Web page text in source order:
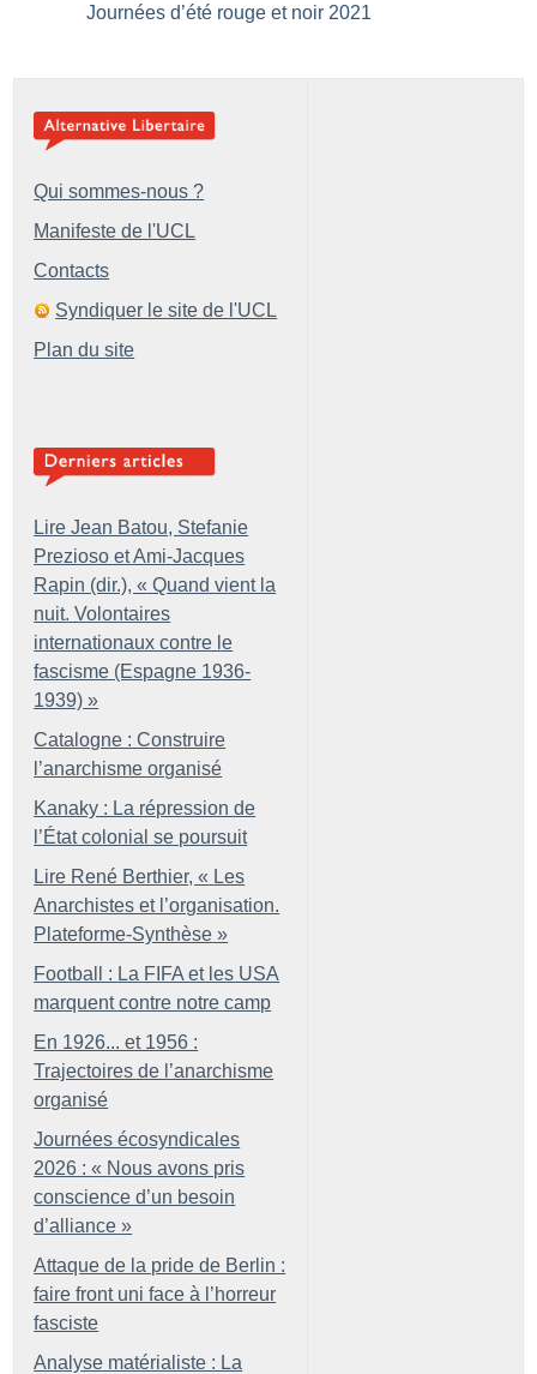
Journées d’été rouge et noir 2021
Qui sommes-nous ?
Manifeste de l'UCL
Contacts
Syndiquer le site de l'UCL
Plan du site
Lire Jean Batou, Stefanie
Prezioso et Ami-Jacques
Rapin (dir.), « Quand vient la
nuit. Volontaires
internationaux contre le
fascisme (Espagne 1936-
1939) »
Catalogne : Construire
l’anarchisme organisé
Kanaky : La répression de
l’État colonial se poursuit
Lire René Berthier, « Les
Anarchistes et l’organisation.
Plateforme-Synthèse »
Football : La FIFA et les USA
marquent contre notre camp
En 1926... et 1956 :
Trajectoires de l’anarchisme
organisé
Journées écosyndicales
2026 : « Nous avons pris
conscience d’un besoin
d’alliance »
Attaque de la pride de Berlin :
faire front uni face à l’horreur
fasciste
Analyse matérialiste : La